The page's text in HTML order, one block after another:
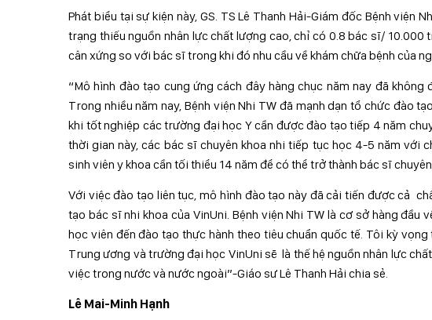
Phát biểu tại sự kiện này, GS. TS Lê Thanh Hải-Giám đốc Bệnh
trạng thiếu nguồn nhân lực chất lượng cao, chỉ có 0.8 bác sĩ/
cân xứng so với bác sĩ trong khi đó nhu cầu về khám chữa bệnh của
“Mô hình đào tạo cung ứng cách đây hàng chục năm nay đã
Trong nhiều năm nay, Bệnh viện Nhi TW đã mạnh dạn tổ chức đào
khi tốt nghiệp các trường đại học Y cần được đào tạo tiếp 4 năm
thời gian này, các bác sĩ chuyên khoa nhi tiếp tục học 4-5 năm với
sinh viên y khoa cần tối thiểu 14 năm để có thể trở thành bác sĩ
Với việc đào tạo liên tục, mô hình đào tạo này đã cải tiến được cả
tạo bác sĩ nhi khoa của VinUni. Bệnh viện Nhi TW là cơ sở hàng đầu
học viên đến đào tạo thực hành theo tiêu chuẩn quốc tế. Tôi kỳ
Trung ương và trường đại học VinUni sẽ là thế hệ nguồn nhân lực
việc trong nước và nước ngoài”-Giáo sư Lê Thanh Hải chia sẻ.
Lê Mai-Minh Hạnh